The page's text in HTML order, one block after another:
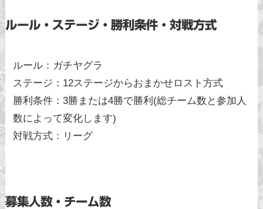
ルール・ステージ・勝利条件・対戦方式
ルール：ガチヤグラ
ステージ：12ステージからおまかせロスト方式
勝利条件：3勝または4勝で勝利(総チーム数と参加人
数によって変化します)
対戦方式：リーグ
募集人数・チーム数